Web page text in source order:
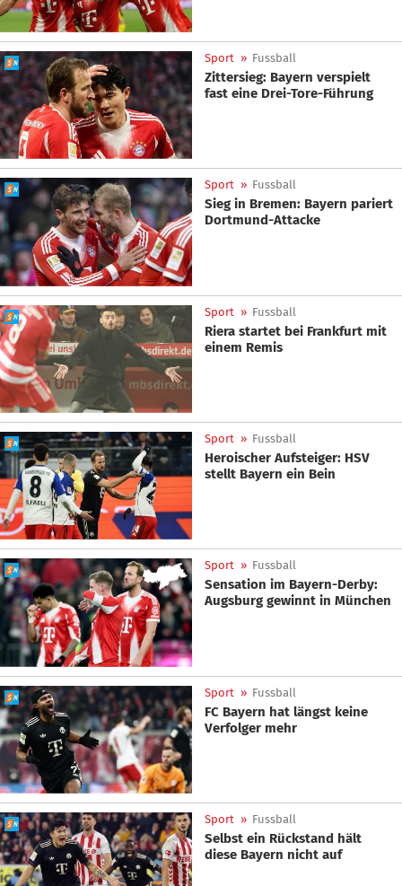
Sport » Fussball
Zittersieg: Bayern verspielt
fast eine Drei-Tore-Führung
Sport » Fussball
Sieg in Bremen: Bayern pariert
Dortmund-Attacke
Sport » Fussball
Riera startet bei Frankfurt mit
einem Remis
Sport » Fussball
Heroischer Aufsteiger: HSV
stellt Bayern ein Bein
Sport » Fussball
Sensation im Bayern-Derby:
Augsburg gewinnt in München
Sport » Fussball
FC Bayern hat längst keine
Verfolger mehr
Sport » Fussball
Selbst ein Rückstand hält
diese Bayern nicht auf